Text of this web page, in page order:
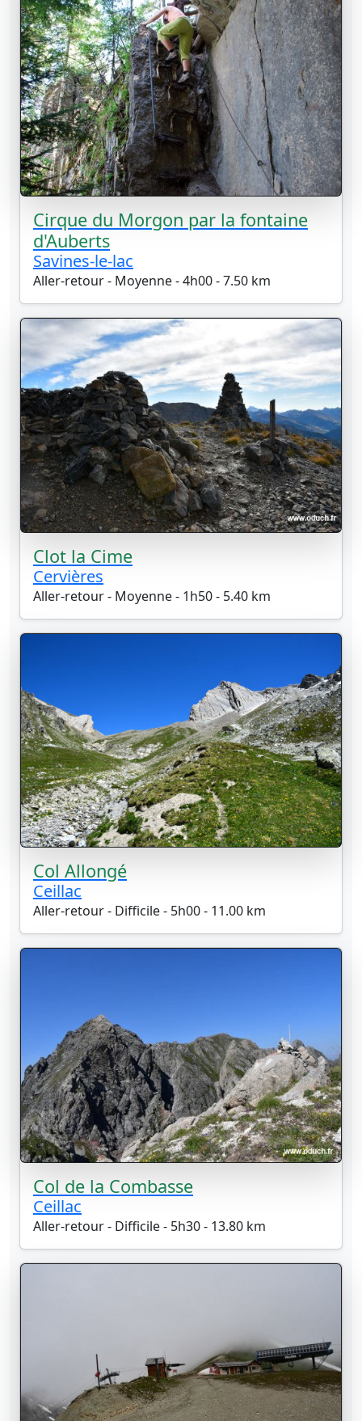
Cirque du Morgon par la fontaine
d'Auberts
Savines-le-lac
Aller-retour - Moyenne - 4h00 - 7.50 km
Clot la Cime
Cervières
Aller-retour - Moyenne - 1h50 - 5.40 km
Col Allongé
Ceillac
Aller-retour - Difficile - 5h00 - 11.00 km
Col de la Combasse
Ceillac
Aller-retour - Difficile - 5h30 - 13.80 km